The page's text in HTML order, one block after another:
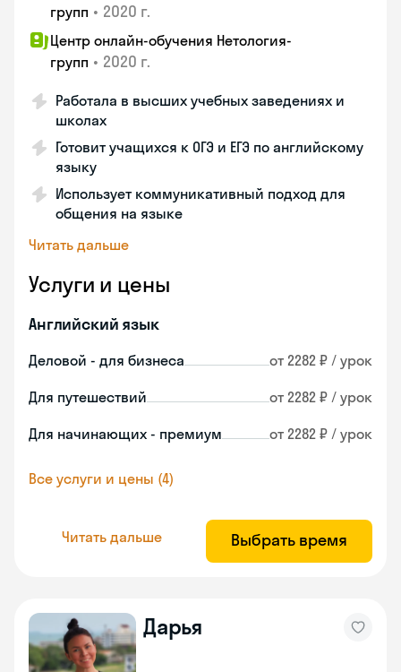
групп • 2020 г.
Центр онлайн-обучения Нетология-
групп • 2020 г.
Работала в высших учебных заведениях и
школах
Готовит учащихся к ОГЭ и ЕГЭ по английскому
языку
Использует коммуникативный подход для
общения на языке
Читать дальше
Услуги и цены
Английский язык
Деловой - для бизнеса от 2282 ₽ / урок
Для путешествий от 2282 ₽ / урок
Для начинающих - премиум от 2282 ₽ / урок
Все услуги и цены (4)
Читать дальше Выбрать время
Дарья